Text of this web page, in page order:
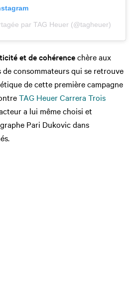
par TAG Heuer (@tagheuer)
et de cohérencechère aux
consommateurs qui se retrouve
de cette première campagne
TAG Heuer Carrera Trois
a lui même choisi et
Pari Dukovic dans